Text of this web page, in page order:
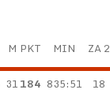
M PKT MIN ZA 2
31184 835:51 18